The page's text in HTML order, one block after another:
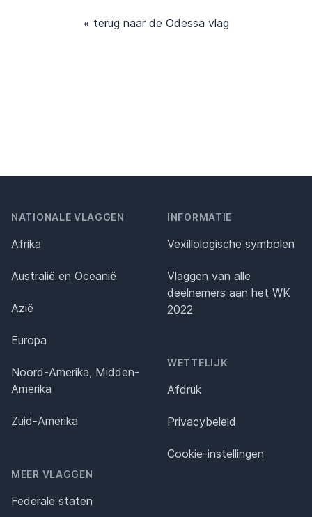
« terug naar de Odessa vlag
NATIONALE VLAGGEN
Afrika
Australië en Oceanië
Azië
Europa
Noord-Amerika, Midden-
Amerika
Zuid-Amerika
MEER VLAGGEN
Federale staten
INFORMATIE
Vexillologische symbolen
Vlaggen van alle
deelnemers aan het WK
2022
WETTELIJK
Afdruk
Privacybeleid
Cookie-instellingen